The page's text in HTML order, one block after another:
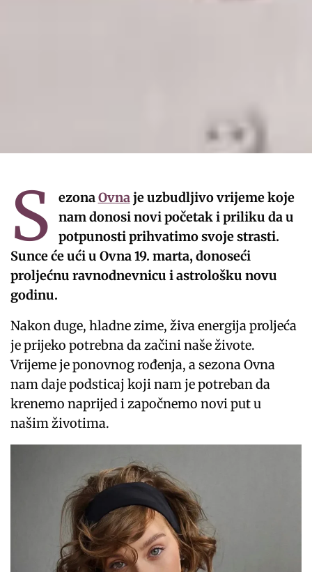
S ezona Ovna je uzbudljivo vrijeme koje
nam donosi novi početak i priliku da u
potpunosti prihvatimo svoje strasti.
Sunce će ući u Ovna 19. marta, donoseći
proljećnu ravnodnevnicu i astrološku novu
godinu.
Nakon duge, hladne zime, živa energija proljeća
je prijeko potrebna da začini naše živote.
Vrijeme je ponovnog rođenja, a sezona Ovna
nam daje podsticaj koji nam je potreban da
krenemo naprijed i započnemo novi put u
našim životima.